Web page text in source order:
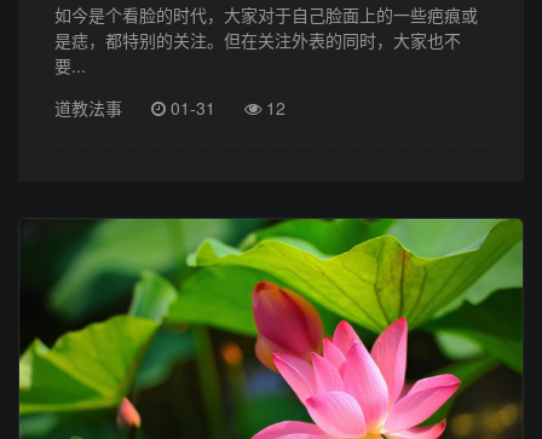
如今是个看脸的时代，大家对于自己脸面上的一些疤痕或
是痣，都特别的关注。但在关注外表的同时，大家也不
要...
道教法事
01-31 12